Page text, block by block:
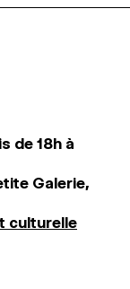
de 18h à
Galerie,
culturelle